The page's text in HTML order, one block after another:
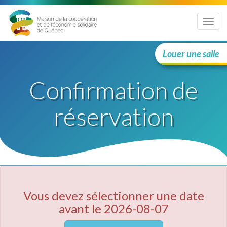
Menu
Louer une salle
Confirmation de
réservation
Vous devez sélectionner une date
avant le 2026-08-07